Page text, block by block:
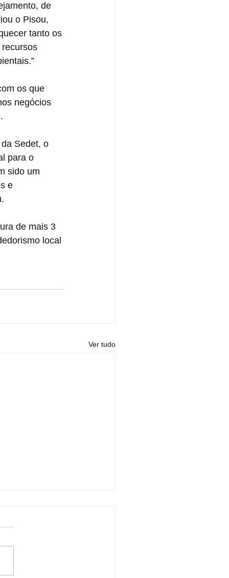
de
o Pisou,
tanto os
os que
negócios
Sedet, o
para o
sido um
e
de mais 3
local
Ver tudo